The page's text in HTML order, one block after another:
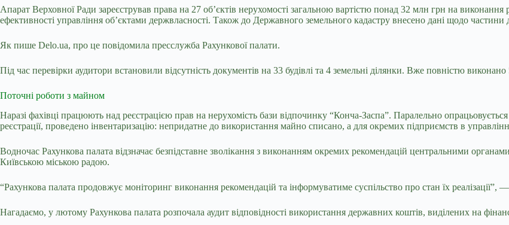
Апарат Верховної Ради зареєстрував права на 27 об’єктів нерухомості загальною вартістю понад 32 млн грн на виконання
ефективності управління об’єктами держвласності. Також до Державного земельного кадастру внесено дані щодо частини
Як пише Delo.ua, про це повідомила пресслужба Рахункової палати.
Під час перевірки аудитори встановили відсутність документів на 33 будівлі та 4 земельні ділянки. Вже повністю
Поточні роботи з майном
Наразі фахівці працюють над реєстрацією прав на нерухомість бази відпочинку “Конча-Заспа”. Паралельно
реєстрації, проведено інвентаризацію: непридатне до використання майно списано, а для окремих підприємств в
Водночас Рахункова палата відзначає безпідставне зволікання з виконанням окремих рекомендацій центральними
Київською міською радою.
“Рахункова палата продовжує моніторинг виконання рекомендацій та інформуватиме суспільство про стан їх реалізації”,
Нагадаємо, у лютому Рахункова палата розпочала аудит відповідності використання державних коштів, виділених на